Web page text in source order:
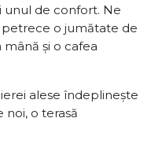
unul de confort. Ne
o jumătate de
și o cafea
alese îndeplinește
o terasă